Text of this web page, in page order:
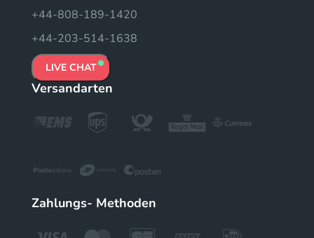
+44-808-189-1420
+44-203-514-1638
LIVE CHAT
Versandarten
Zahlungs- Methoden